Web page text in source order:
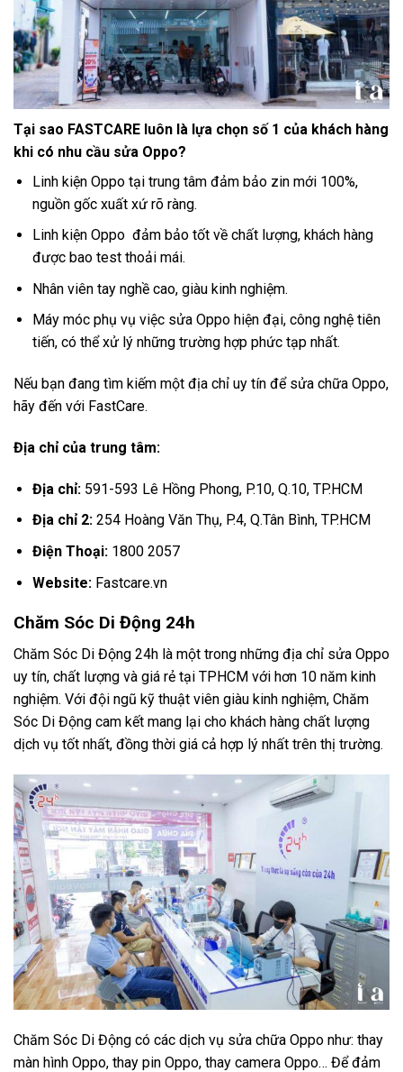
Tại sao FASTCARE luôn là lựa chọn số 1 của khách hàng
khi có nhu cầu sửa Oppo?
Linh kiện Oppo tại trung tâm đảm bảo zin mới 100%,
nguồn gốc xuất xứ rõ ràng.
Linh kiện Oppo đảm bảo tốt về chất lượng, khách hàng
được bao test thoải mái.
Nhân viên tay nghề cao, giàu kinh nghiệm.
Máy móc phụ vụ việc sửa Oppo hiện đại, công nghệ tiên
tiến, có thể xử lý những trường hợp phức tạp nhất.
Nếu bạn đang tìm kiếm một địa chỉ uy tín để sửa chữa Oppo,
hãy đến với FastCare.
Địa chỉ của trung tâm:
Địa chỉ: 591-593 Lê Hồng Phong, P.10, Q.10, TP.HCM
Địa chỉ 2: 254 Hoàng Văn Thụ, P.4, Q.Tân Bình, TP.HCM
Điện Thoại:1800 2057
Website:Fastcare.vn
Chăm Sóc Di Động 24h
Chăm Sóc Di Động 24h là một trong những địa chỉ sửa Oppo
uy tín, chất lượng và giá rẻ tại TPHCM với hơn 10 năm kinh
nghiệm. Với đội ngũ kỹ thuật viên giàu kinh nghiệm, Chăm
Sóc Di Động cam kết mang lại cho khách hàng chất lượng
dịch vụ tốt nhất, đồng thời giá cả hợp lý nhất trên thị trường.
Chăm Sóc Di Động có các dịch vụ sửa chữa Oppo như: thay
màn hình Oppo, thay pin Oppo, thay camera Oppo… Để đảm